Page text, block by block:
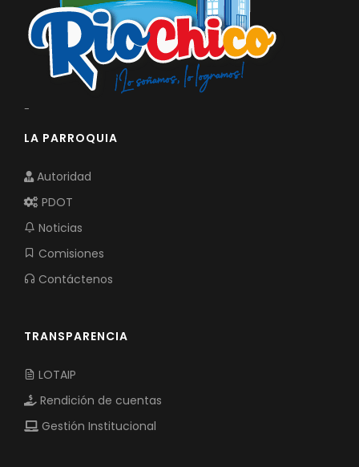
-
LA PARROQUIA
Autoridad
PDOT
Noticias
Comisiones
Contáctenos
TRANSPARENCIA
LOTAIP
Rendición de cuentas
Gestión Institucional